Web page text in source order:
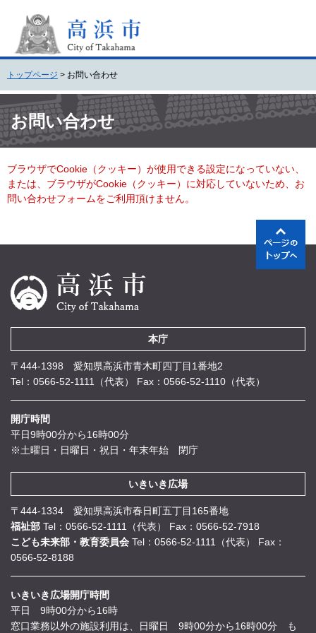
頭
で
す
。
飛
ば
し
て
本
へ
トップページ > お問い合わせ
文 お問い合わせ
ブラウザでCookie（クッキー）が使用できる設定になっていない、
または、ブラウザがCookie（クッキー）に対応していないため、お
問い合わせフォームをご利用頂けません。
本庁
〒444-1398 愛知県高浜市青木町四丁目1番地2
Tel：0566-52-1111（代表）
Fax：0566-52-1110（代表）
開庁時間
平日9時00分から16時00分
※土曜日・日曜日・祝日・年末年始 閉庁
いきいき広場
〒444-1334 愛知県高浜市春日町五丁目165番地
福祉部 Tel：0566-52-1111（代表）
Fax：0566-52-7918
こども未来部・教育委員会 Tel：0566-52-1111（代表）
Fax：
0566-52-8188
いきいき広場開庁時間
平日 9時00分から16時
窓口業務以外の施設利用は、日曜日 9時00分から16時00分 も